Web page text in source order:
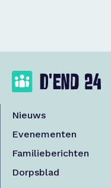
Nieuws
Evenementen
Familieberichten
Dorpsblad